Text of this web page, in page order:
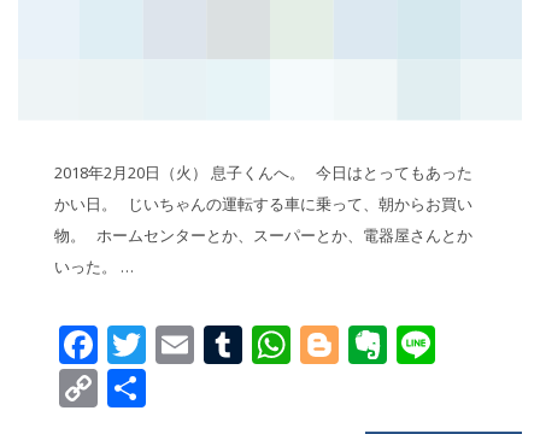
2018年2月20日（火） 息子くんへ。 今日はとってもあった
かい日。 じいちゃんの運転する車に乗って、朝からお買い
物。 ホームセンターとか、スーパーとか、電器屋さんとか
いった。 …
Facebook
Twitter
EmailTumblr
WhatsApp
Blogger
Copy